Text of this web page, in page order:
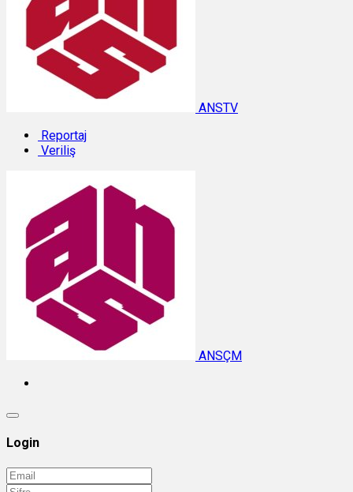
ANSTV
Reportaj
Veriliş
ANSÇM
Login